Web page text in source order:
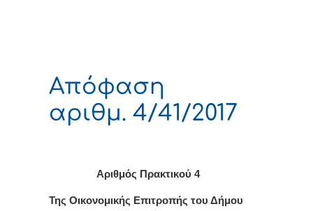
Απόφαση
αριθμ. 4/41/2017
Αριθμός Πρακτικού 4
Της Οικονομικής Επιτρoπής τoυ Δήμoυ